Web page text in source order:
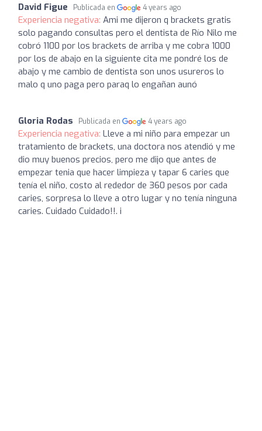
David Figue Publicada en 4 years ago
Experiencia negativa: Ami me dijeron q brackets gratis
solo pagando consultas pero el dentista de Río Nilo me
cobró 1100 por los brackets de arriba y me cobra 1000
por los de abajo en la siguiente cita me pondré los de
abajo y me cambio de dentista son unos usureros lo
malo q uno paga pero paraq lo engañan aunó
Gloria Rodas Publicada en 4 years ago
Experiencia negativa: Lleve a mi niño para empezar un
tratamiento de brackets, una doctora nos atendió y me
dio muy buenos precios, pero me dijo que antes de
empezar tenia que hacer limpieza y tapar 6 caries que
tenía el niño, costo al rededor de 360 pesos por cada
caries, sorpresa lo lleve a otro lugar y no tenía ninguna
caries. Cuidado Cuidado!!. i